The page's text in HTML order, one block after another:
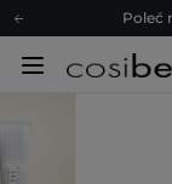
Poleć
Poleć